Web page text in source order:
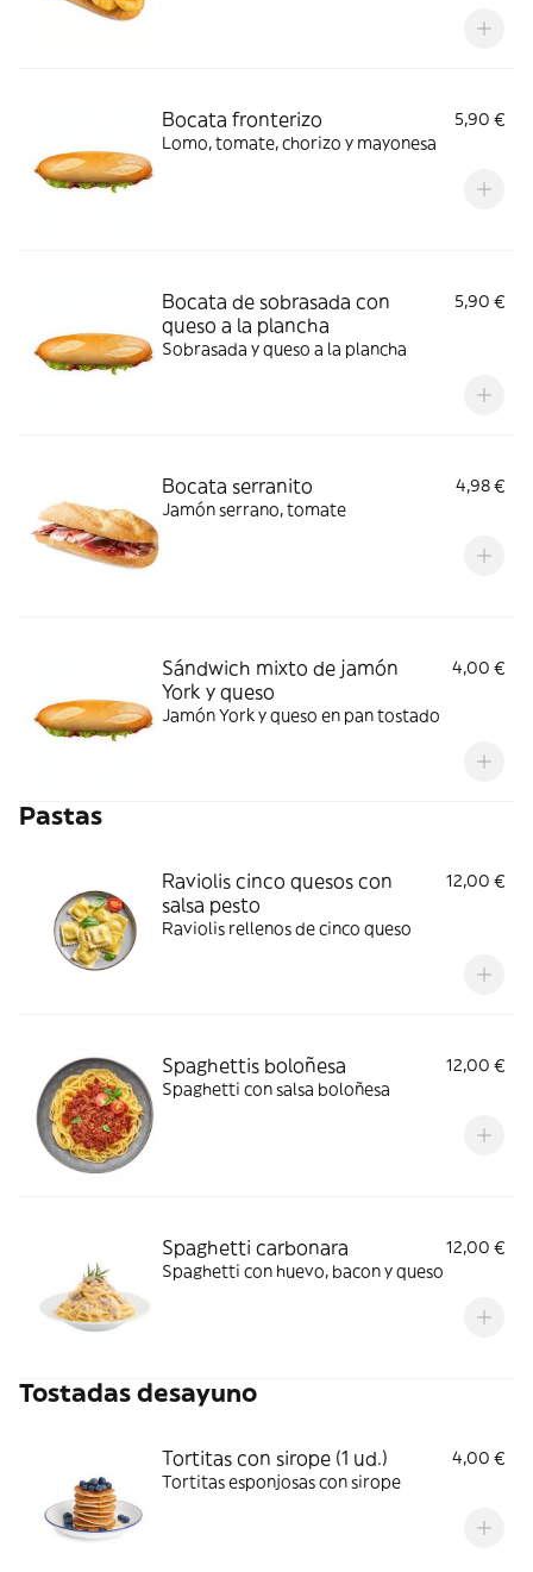
Bocata fronterizo
5,90 €
Lomo, tomate, chorizo y mayonesa
Bocata de sobrasada con
queso a la plancha
5,90 €
Sobrasada y queso a la plancha
Bocata serranito
4,98 €
Jamón serrano, tomate
Sándwich mixto de jamón
York y queso
4,00 €
Jamón York y queso en pan tostado
Pastas
Raviolis cinco quesos con
salsa pesto
12,00 €
Raviolis rellenos de cinco queso
Spaghettis boloñesa
12,00 €
Spaghetti con salsa boloñesa
Spaghetti carbonara
12,00 €
Spaghetti con huevo, bacon y queso
Tostadas desayuno
Tortitas con sirope (1 ud.)
4,00 €
Tortitas esponjosas con sirope